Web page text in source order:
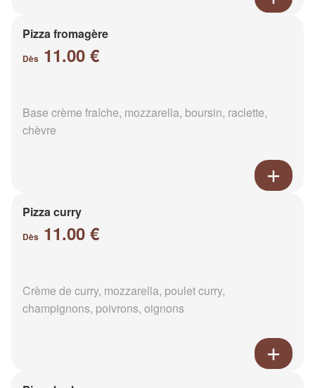
Pizza fromagère
Dès 11.00 €
Base crème fraîche, mozzarella, boursin, raclette,
chèvre
Pizza curry
Dès 11.00 €
Crème de curry, mozzarella, poulet curry,
champignons, poivrons, oignons